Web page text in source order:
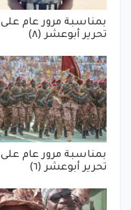
بمناسبة مرور عام على
تحرير أبوعشر (٨)
بمناسبة مرور عام على
تحرير أبوعشر (٦)